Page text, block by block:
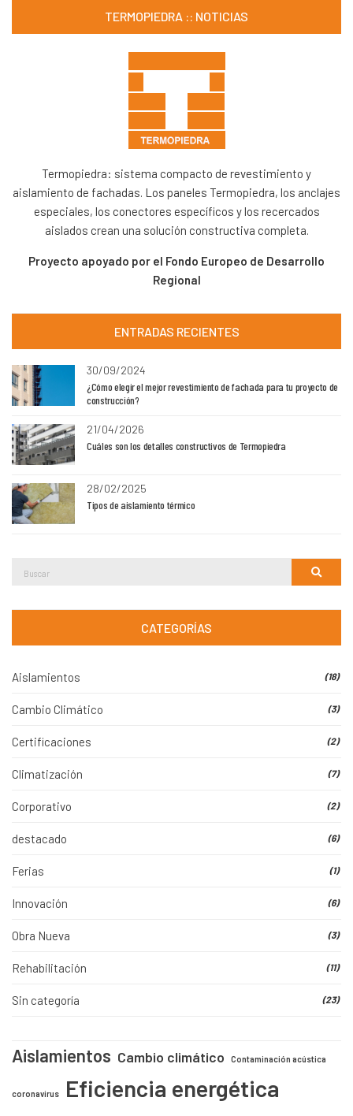
TERMOPIEDRA :: NOTICIAS
Termopiedra: sistema compacto de revestimiento y
aislamiento de fachadas. Los paneles Termopiedra, los anclajes
especiales, los conectores específicos y los recercados
aislados crean una solución constructiva completa.
Proyecto apoyado por el Fondo Europeo de Desarrollo
Regional
ENTRADAS RECIENTES
30/09/2024
¿Cómo elegir el mejor revestimiento de fachada para tu proyecto de
construcción?
21/04/2026
Cuáles son los detalles constructivos de Termopiedra
28/02/2025
Tipos de aislamiento térmico
Buscar: Buscar
CATEGORÍAS
Aislamientos (18)
Cambio Climático (3)
Certificaciones (2)
Climatización (7)
Corporativo (2)
destacado (6)
Ferias (1)
Innovación (6)
Obra Nueva (3)
Rehabilitación (11)
Sin categoría (23)
Aislamientos Cambio climático Contaminación acústica
coronavirus
Eficiencia energética